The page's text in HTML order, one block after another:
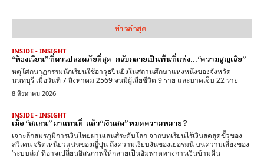
ข่าวล่าสุด
INSIDE - INSIGHT
“ห้องเรียน” ที่ควรปลอดภัยที่สุด กลับกลายเป็นพื้นที่แห่ง…“ความสูญเสีย”
หตุโศกนาฏกรรมนักเรียนใช้อาวุธปืนยิงในสถานศึกษาแห่งหนึ่งของจังหวัด
นนทบุรี เมื่อวันที่ 7 สิงหาคม 2569 จนมีผู้เสียชีวิต 9 ราย และบาดเจ็บ 22 ราย
8 สิงหาคม 2026
INSIDE - INSIGHT
เมื่อ “สแกน” มาแทนที่ แล้ว“เงินสด” หมดความหมาย ?
เจาะลึกสมรภูมิการเงินไทยผ่านเลนส์ระดับโลก จากบทเรียนไร้เงินสดสุดขั้วของ
สวีเดน จริตเหนียวแน่นของญี่ปุ่น ถึงความเงียบงันของเยอรมนี บนความเสี่ยงของ
‘ระบบล่ม’ ที่อาจเปลี่ยนอิสรภาพให้กลายเป็นอัมพาตทางการเงินข้ามคืน